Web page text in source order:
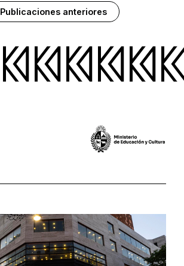
Publicaciones anteriores